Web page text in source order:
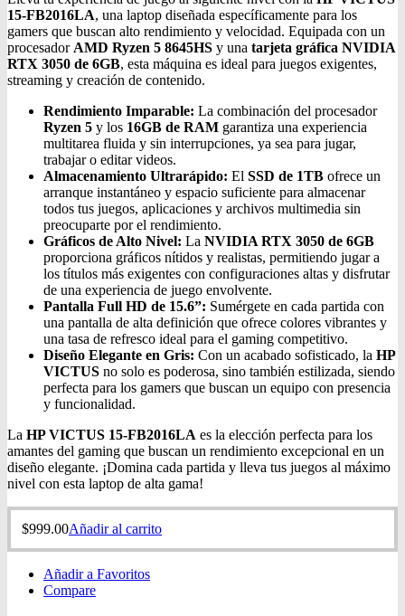
15-FB2016LA, una laptop diseñada específicamente para los
gamers que buscan alto rendimiento y velocidad. Equipada con un
procesador AMD Ryzen 5 8645HS y una tarjeta gráfica NVIDIA
RTX 3050 de 6GB, esta máquina es ideal para juegos exigentes,
streaming y creación de contenido.
Rendimiento Imparable: La combinación del procesador
Ryzen 5 y los 16GB de RAM garantiza una experiencia
multitarea fluida y sin interrupciones, ya sea para jugar,
trabajar o editar videos.
Almacenamiento Ultrarápido: El SSD de 1TB ofrece un
arranque instantáneo y espacio suficiente para almacenar
todos tus juegos, aplicaciones y archivos multimedia sin
preocuparte por el rendimiento.
Gráficos de Alto Nivel: La NVIDIA RTX 3050 de 6GB
proporciona gráficos nítidos y realistas, permitiendo jugar a
los títulos más exigentes con configuraciones altas y disfrutar
de una experiencia de juego envolvente.
Pantalla Full HD de 15.6”: Sumérgete en cada partida con
una pantalla de alta definición que ofrece colores vibrantes y
una tasa de refresco ideal para el gaming competitivo.
Diseño Elegante en Gris: Con un acabado sofisticado, la HP
VICTUS no solo es poderosa, sino también estilizada, siendo
perfecta para los gamers que buscan un equipo con presencia
y funcionalidad.
La HP VICTUS 15-FB2016LA es la elección perfecta para los
amantes del gaming que buscan un rendimiento excepcional en un
diseño elegante. ¡Domina cada partida y lleva tus juegos al máximo
nivel con esta laptop de alta gama!
$999.00Añadir al carrito
Añadir a Favoritos
Compare